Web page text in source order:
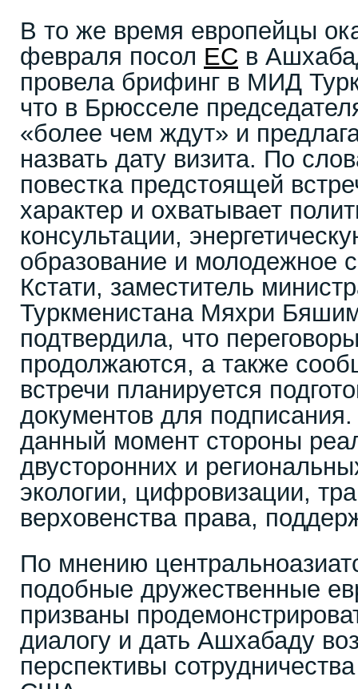
В то же время европейцы
февраля посол ЕС в
провела брифинг в МИД
что в Брюсселе
«более чем ждут» и
назвать дату визита. По
повестка предстоящей
характер и охватывает
консультации,
образование и молодежное
Кстати, заместитель
Туркменистана Мяхри
подтвердила, что
продолжаются, а также
встречи планируется
документов для подписания.
данный момент стороны
двусторонних и
экологии, цифровизации,
верховенства права,
По мнению
подобные дружественные
призваны
диалогу и дать Ашхабаду
перспективы